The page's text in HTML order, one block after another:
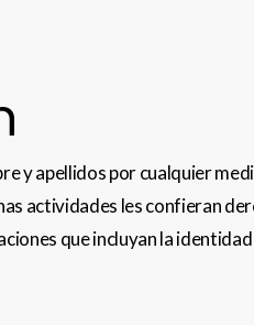
apellidos por cualquier
actividades les confieran
que incluyan la